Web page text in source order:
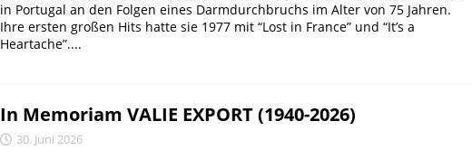
in Portugal an den Folgen eines Darmdurchbruchs im Alter von 75 Jahren.
Ihre ersten großen Hits hatte sie 1977 mit “Lost in France” und “It’s a
Heartache”....
In Memoriam VALIE EXPORT (1940-2026)
30. Juni 2026